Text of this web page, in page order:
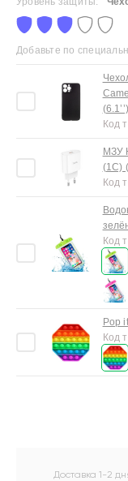
Добавьте по
Код
МЗУ
(1C)
Код
Код
Pop
Код
Доставка 1-2